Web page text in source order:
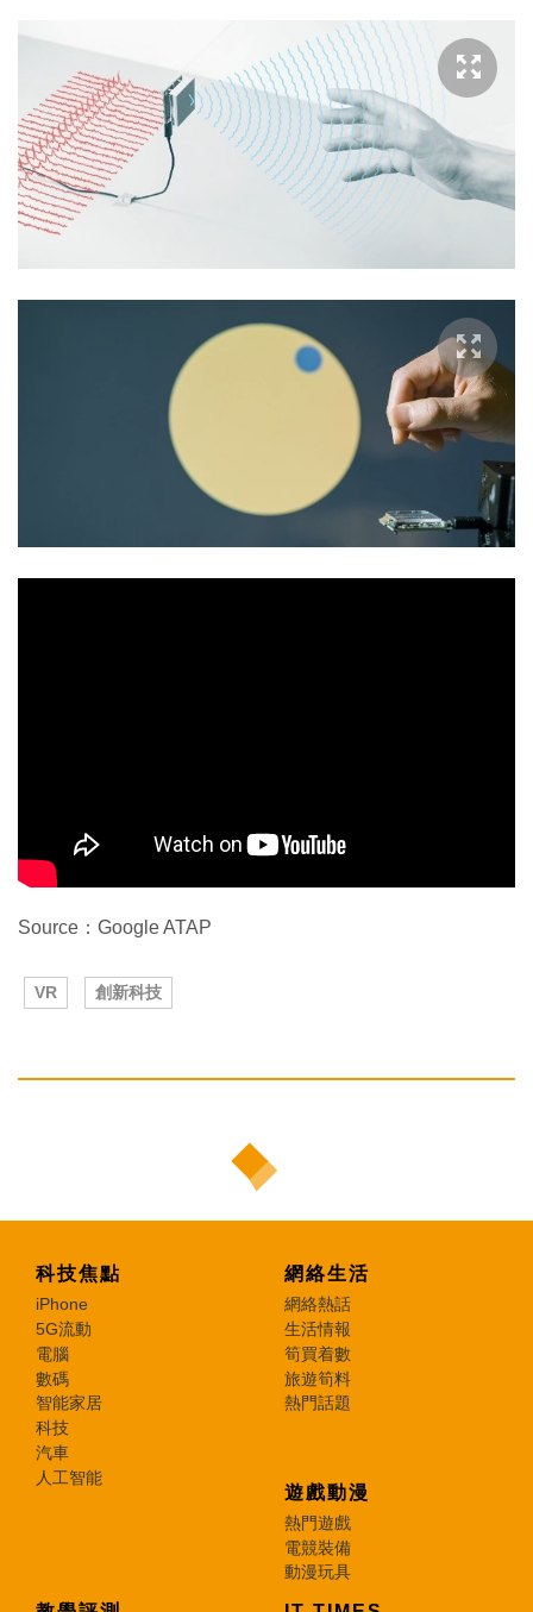
Source：Google ATAP
VR 創新科技
科技焦點
iPhone
5G流動
電腦
數碼
智能家居
科技
汽車
人工智能
網絡生活
網絡熱話
生活情報
筍買着數
旅遊筍料
熱門話題
遊戲動漫
熱門遊戲
電競裝備
動漫玩具